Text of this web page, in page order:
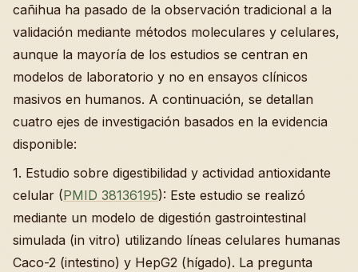
cañihua ha pasado de la observación tradicional a la
validación mediante métodos moleculares y celulares,
aunque la mayoría de los estudios se centran en
modelos de laboratorio y no en ensayos clínicos
masivos en humanos. A continuación, se detallan
cuatro ejes de investigación basados en la evidencia
disponible:
1. Estudio sobre digestibilidad y actividad antioxidante
celular (PMID 38136195): Este estudio se realizó
mediante un modelo de digestión gastrointestinal
simulada (in vitro) utilizando líneas celulares humanas
Caco-2 (intestino) y HepG2 (hígado). La pregunta